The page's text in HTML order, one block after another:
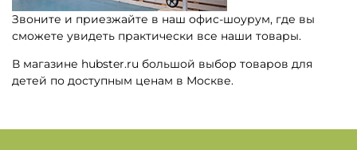
Звоните и приезжайте в наш офис-шоурум, где вы
сможете увидеть практически все наши товары.
В магазине hubster.ru большой выбор товаров для
детей по доступным ценам в Москве.